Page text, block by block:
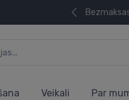
Veikali Par